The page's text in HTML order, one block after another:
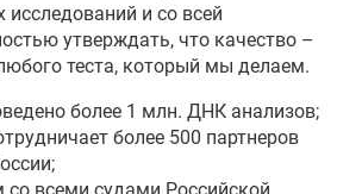
и со всей
утверждать, что качество –
теста, который мы делаем.
более 1 млн. ДНК анализов;
более 500 партнеров
со всеми судами Российской